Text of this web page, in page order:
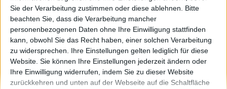
Sie der Verarbeitung zustimmen oder diese ablehnen.
Bitte
beachten Sie, dass die Verarbeitung mancher
personenbezogenen Daten ohne Ihre Einwilligung stattfinden
kann, obwohl Sie das Recht haben, einer solchen Verarbeitung
zu widersprechen. Ihre Einstellungen gelten lediglich für diese
Website. Sie können Ihre Einstellungen jederzeit ändern oder
Ihre Einwilligung widerrufen, indem Sie zu dieser Website
zurückkehren und unten auf der Webseite auf die Schaltfläche